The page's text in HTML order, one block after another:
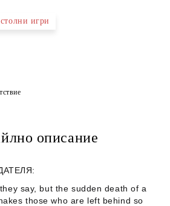
игри
описание
say, but the sudden death of a
those who are left behind so